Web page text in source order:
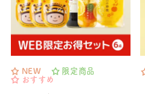
NEW
限定商品
おすすめ